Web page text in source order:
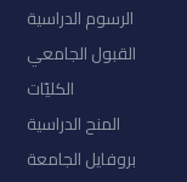
الرسوم الدراسية
القبول الجامعي
الكليّات
المنح الدراسية
بروفايل الجامعة